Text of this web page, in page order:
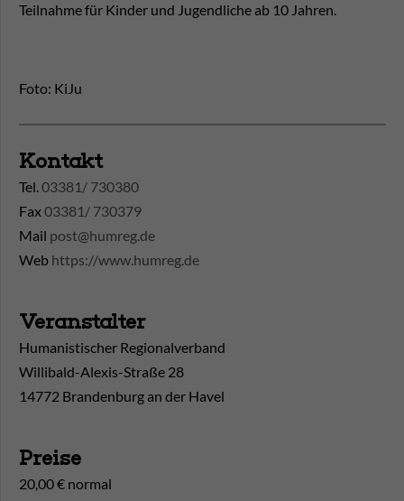
Teilnahme für Kinder und Jugendliche ab 10 Jahren.
Foto: KiJu
Kontakt
Tel.03381/ 730380
Fax03381/ 730379
Mail post@humreg.de
Web https://www.humreg.de
Veranstalter
Humanistischer Regionalverband
Willibald-Alexis-Straße 28
14772 Brandenburg an der Havel
Preise
20,00 € normal